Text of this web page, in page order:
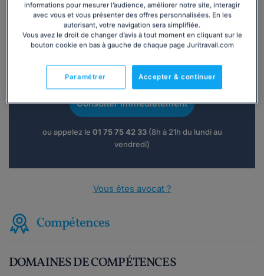
Vous souhaitez une consultation par
téléphone ?
Consulter immédiatement
ou appelez le 01 75 75 42 33(8h à 21h du lundi au
vendredi)
Vous êtes avocat ?
Compétences
DOMAINES DE COMPÉTENCES
informations pour mesurer l’audience, améliorer notre site, interagir
avec vous et vous présenter des offres personnalisées. En les
autorisant, votre navigation sera simplifiée.
Vous avez le droit de changer d’avis à tout moment en cliquant sur le
bouton cookie en bas à gauche de chaque page Juritravail.com
Accepter & continuer
Paramétrer